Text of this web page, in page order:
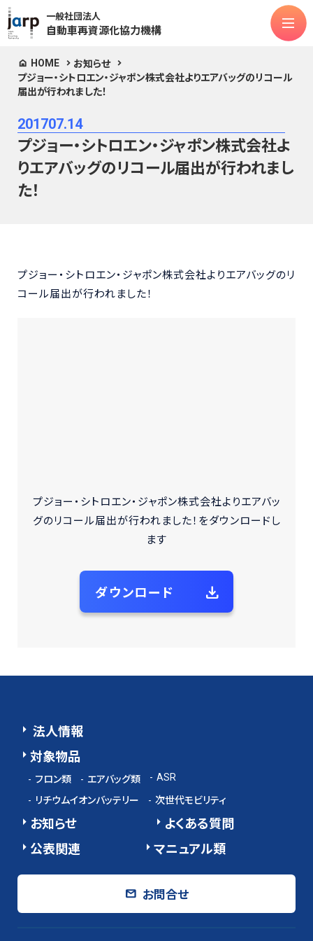
一般社団法人
自動車再資源化協力機構
法人情報
対象物品
フロン類 エアバッグ類 ASR
リチウムイオンバッテリー 次世代モビリティ
お知らせ
HOME
お知らせ
プジョー・シトロエン・ジャポン株式会社よりエアバッグのリコール
届出が行われました！
201707.14
プジョー・シトロエン・ジャポン株式会社よ
りエアバッグのリコール届出が行われまし
た！
プジョー・シトロエン・ジャポン株式会社よりエアバッグのリ
コール届出が行われました！
プジョー・シトロエン・ジャポン株式会社よりエアバッ
グのリコール届出が行われました！をダウンロードし
ます
ダウンロード
法人情報
対象物品
フロン類 エアバッグ類 ASR
リチウムイオンバッテリー 次世代モビリティ
お知らせ
よくある質問
公表関連
マニュアル類
お問合せ